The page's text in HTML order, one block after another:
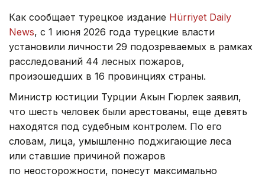
Как сообщает турецкое издание Hürriyet Daily
News, с 1 июня 2026 года турецкие власти
установили личности 29 подозреваемых в рамках
расследований 44 лесных пожаров,
произошедших в 16 провинциях страны.
Министр юстиции Турции Акын Гюрлек заявил,
что шесть человек были арестованы, еще девять
находятся под судебным контролем. По его
словам, лица, умышленно поджигающие леса
или ставшие причиной пожаров
по неосторожности, понесут максимально